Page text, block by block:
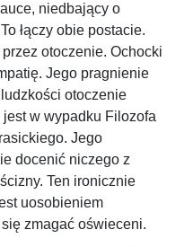
niedbający o
łączy obie postacie.
otoczenie. Ochocki
Jego pragnienie
otoczenie
w wypadku Filozofa
Jego
docenić niczego z
Ten ironicznie
uosobieniem
zmagać oświeceni.